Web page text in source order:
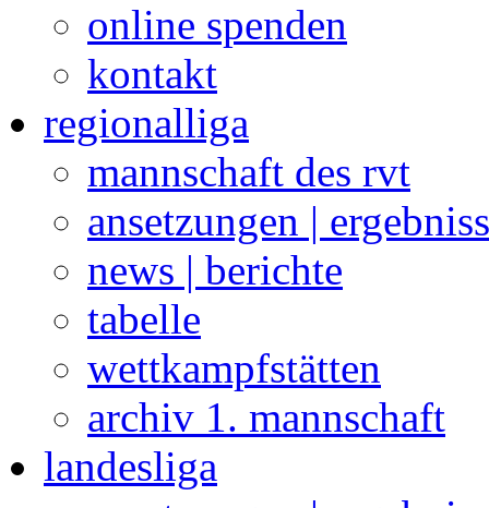
online spenden
kontakt
regionalliga
mannschaft des rvt
ansetzungen |
news | berichte
tabelle
wettkampfstätten
archiv 1. mannschaft
landesliga